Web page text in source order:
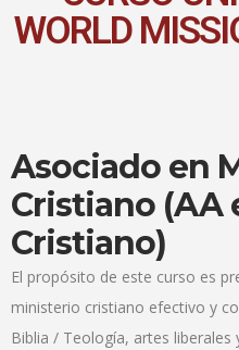
WORLD
Asociado en
Cristiano (AA
Cristiano)
El propósito de este curso es
ministerio cristiano efectivo y
Biblia / Teología, artes liberales